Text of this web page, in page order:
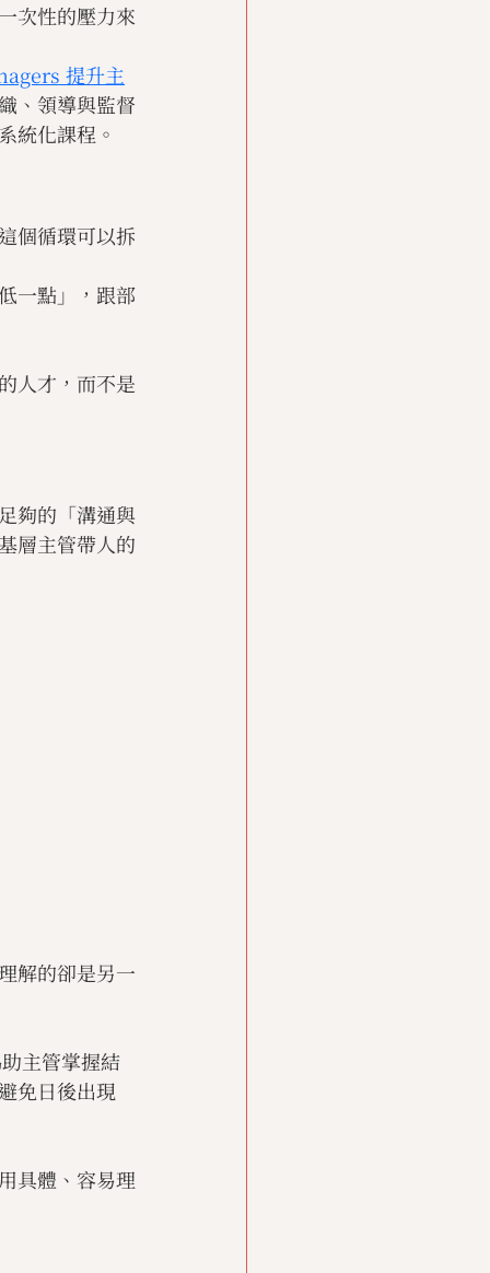
次性的壓力來
提升主
、領導與監督
統化課程。
個循環可以拆
一點」，跟部
人才，而不是
夠的「溝通與
層主管帶人的
解的卻是另一
主管掌握結
免日後出現
具體、容易理